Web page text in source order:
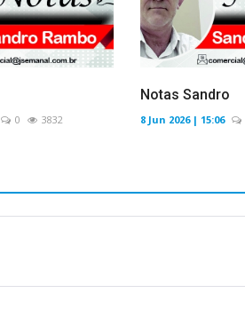
0 3832
Notas Sandro
8 Jun 2026 | 15:06